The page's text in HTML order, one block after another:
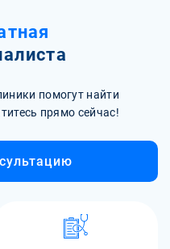
помогут найти
прямо сейчас!